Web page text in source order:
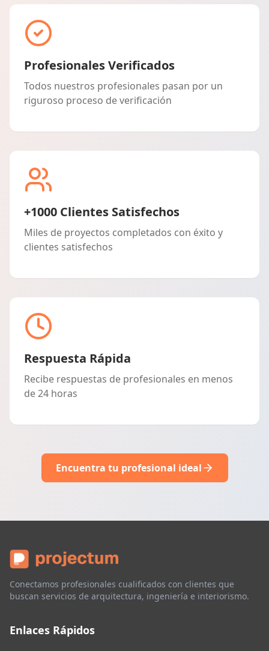
Profesionales Verificados
Todos nuestros profesionales pasan por un
riguroso proceso de verificación
+1000 Clientes Satisfechos
Miles de proyectos completados con éxito y
clientes satisfechos
Respuesta Rápida
Recibe respuestas de profesionales en menos
de 24 horas
Encuentra tu profesional ideal
Conectamos profesionales cualificados con clientes que
buscan servicios de arquitectura, ingeniería e interiorismo.
Enlaces Rápidos